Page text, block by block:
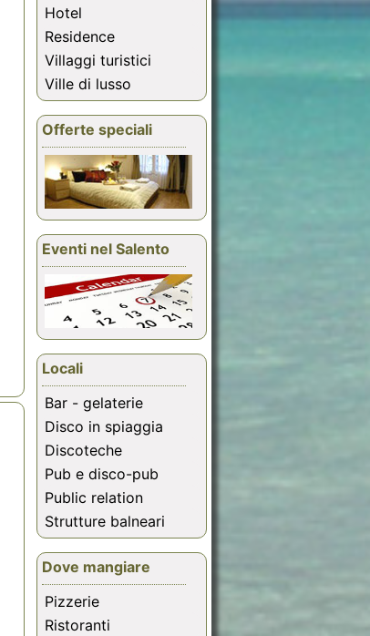
Hotel
Residence
Villaggi turistici
Ville di lusso
Offerte speciali
Eventi nel Salento
Locali
Bar - gelaterie
Disco in spiaggia
Discoteche
Pub e disco-pub
Public relation
Strutture balneari
Dove mangiare
Pizzerie
Ristoranti